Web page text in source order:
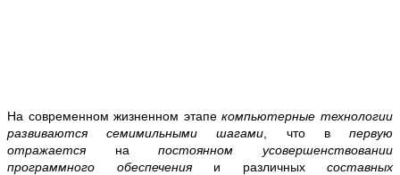
На современном жизненном этапекомпьютерные технологии
развиваются семимильными шагами , что впервую
отражается на постоянном усовершенствовании
программного обеспеченияи различныхсоставных